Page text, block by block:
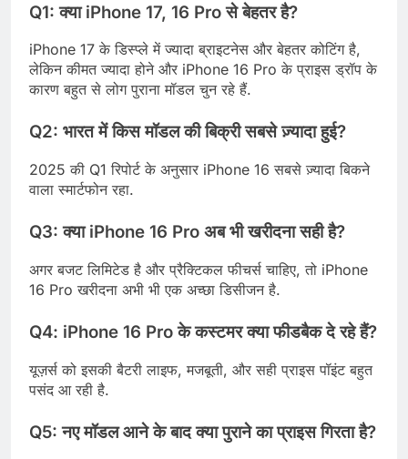
Q1: क्या iPhone 17, 16 Pro से बेहतर है?
iPhone 17 के डिस्प्ले में ज्यादा ब्राइटनेस और बेहतर कोटिंग है,
लेकिन कीमत ज्यादा होने और iPhone 16 Pro के प्राइस ड्रॉप के
कारण बहुत से लोग पुराना मॉडल चुन रहे हैं.
Q2: भारत में किस मॉडल की बिक्री सबसे ज़्यादा हुई?
2025 की Q1 रिपोर्ट के अनुसार iPhone 16 सबसे ज़्यादा बिकने
वाला स्मार्टफोन रहा.
Q3: क्या iPhone 16 Pro अब भी खरीदना सही है?
अगर बजट लिमिटेड है और प्रैक्टिकल फीचर्स चाहिए, तो iPhone
16 Pro खरीदना अभी भी एक अच्छा डिसीजन है.
Q4: iPhone 16 Pro के कस्टमर क्या फीडबैक दे रहे हैं?
यूज़र्स को इसकी बैटरी लाइफ, मजबूती, और सही प्राइस पॉइंट बहुत
पसंद आ रही है.​
Q5: नए मॉडल आने के बाद क्या पुराने का प्राइस गिरता है?